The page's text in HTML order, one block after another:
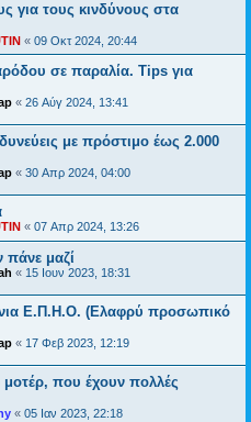
για τους κινδύνους στα
« 09 Οκτ 2024, 20:44
σε παραλία. Tips για
« 26 Αύγ 2024, 13:41
με πρόστιμο έως 2.000
« 30 Απρ 2024, 04:00
« 07 Απρ 2024, 13:26
μαζί
« 15 Ιουν 2023, 18:31
Ε.Π.Η.Ο. (Ελαφρύ προσωπικό
« 17 Φεβ 2023, 12:19
μοτέρ, που έχουν πολλές
« 05 Ιαν 2023, 22:18